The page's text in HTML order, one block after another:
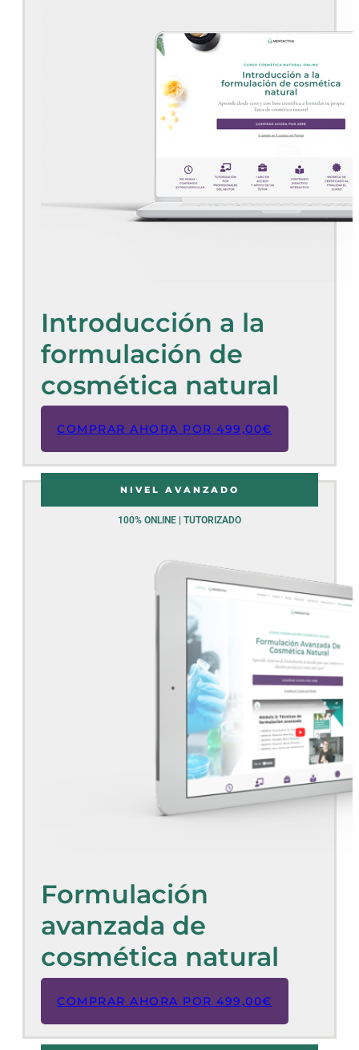
Introducción a la
formulación de
cosmética natural
COMPRAR AHORA POR 499,00€
NIVEL AVANZADO
100% ONLINE | TUTORIZADO
Formulación
avanzada de
cosmética natural
COMPRAR AHORA POR 499,00€